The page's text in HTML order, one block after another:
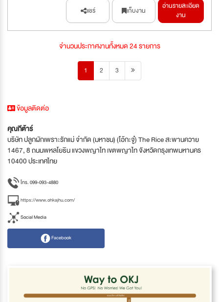
แชร์ เก็บงาน
อ่านรายละเอียด
งาน
จำนวนประกาศงานทั้งหมด 24 รายการ
1 2 3
ข้อมูลติดต่อ
คุณกีต้าร์
บริษัท ปลูกผักเพราะรักแม่ จำกัด (มหาชน) (โอ้กะจู๋) The Rice สะพานควาย
1467, 8 ถนนพหลโยธิน แขวงพญาไท เขตพญาไท จังหวัดกรุงเทพมหานคร
10400 ประเทศไทย
โทร. 099-093-4880
https://www.ohkajhu.com/
Social Media
Facebook